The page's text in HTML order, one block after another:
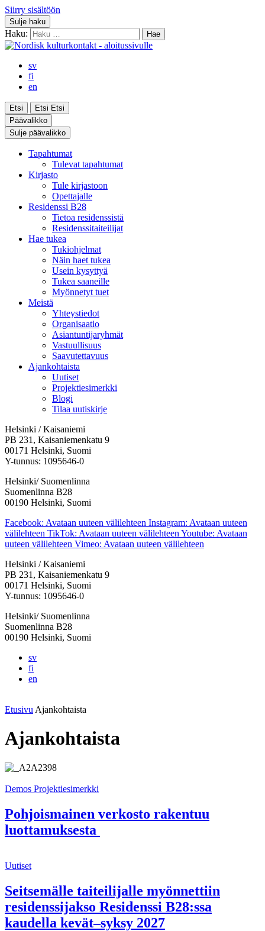
Siirry sisältöön
Sulje haku
Haku:
sv
fi
en
Etsi Etsi Etsi
Päävalikko
Sulje päävalikko
Tapahtumat
Tulevat tapahtumat
Kirjasto
Tule kirjastoon
Opettajalle
Residenssi B28
Tietoa residenssistä
Residenssitaiteilijat
Hae tukea
Tukiohjelmat
Näin haet tukea
Usein kysyttyä
Tukea saaneille
Myönnetyt tuet
Meistä
Yhteystiedot
Organisaatio
Asiantuntijaryhmät
Vastuullisuus
Saavutettavuus
Ajankohtaista
Uutiset
Projektiesimerkki
Blogi
Tilaa uutiskirje
Helsinki / Kaisaniemi
PB 231, Kaisaniemenkatu 9
00171 Helsinki, Suomi
Y-tunnus: 1095646-0
Helsinki/ Suomenlinna
Suomenlinna B28
00190 Helsinki, Suomi
Facebook: Avataan uuteen välilehteen Instagram: Avataan uuteen
välilehteen TikTok: Avataan uuteen välilehteen Youtube: Avataan
uuteen välilehteen Vimeo: Avataan uuteen välilehteen
Helsinki / Kaisaniemi
PB 231, Kaisaniemenkatu 9
00171 Helsinki, Suomi
Y-tunnus: 1095646-0
Helsinki/ Suomenlinna
Suomenlinna B28
00190 Helsinki, Suomi
sv
fi
en
Etusivu Ajankohtaista
Ajankohtaista
Demos Projektiesimerkki
Pohjoismainen verkosto rakentuu
luottamuksesta
Uutiset
Seitsemälle taiteilijalle myönnettiin
residenssijakso Residenssi B28:ssa
kaudella kevät–syksy 2027